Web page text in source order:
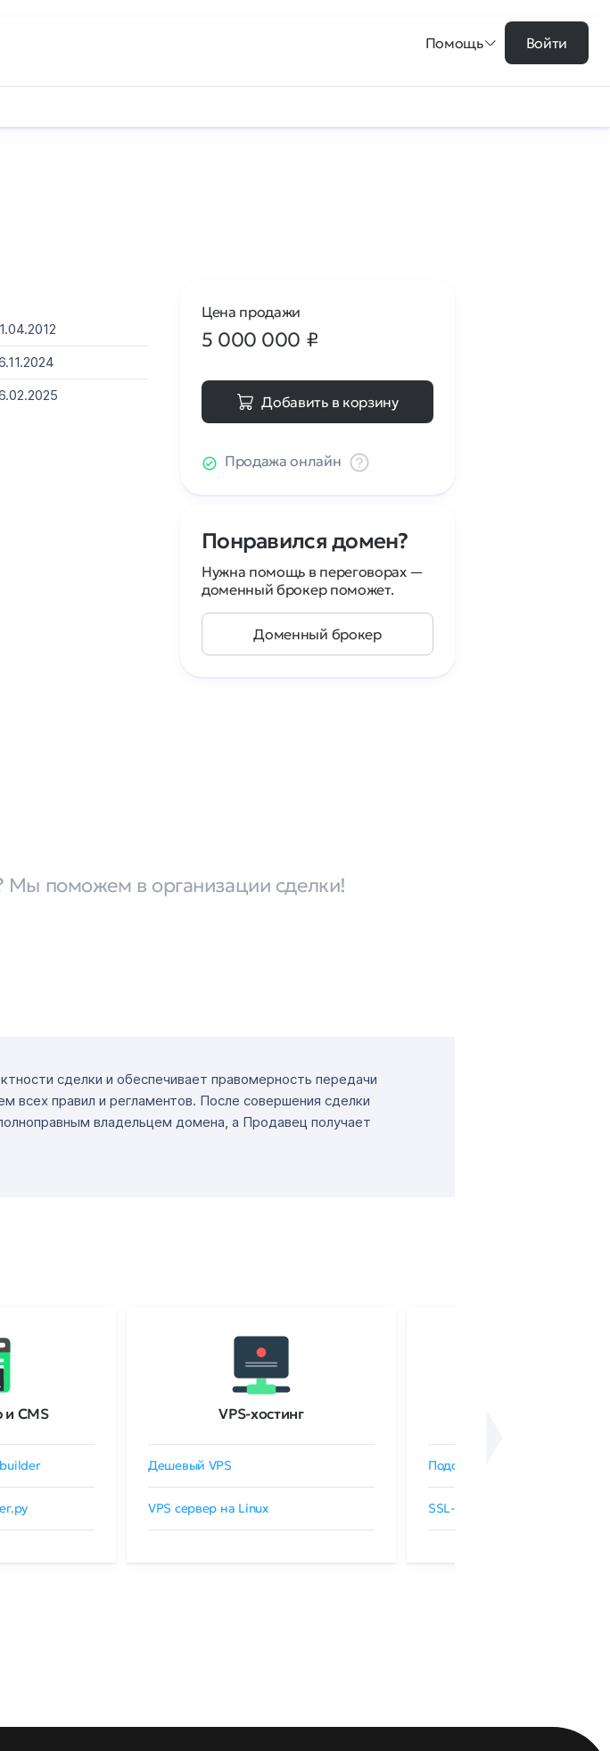
Помощь Войти
Цена продажи
5 000 000 ₽
Добавить в корзину
Продажа онлайн
Понравился домен?
Нужна помощь в переговорах —
доменный брокер поможет.
Доменный брокер
Мы поможем в организации сделки!
сделки и обеспечивает правомерность передачи
всех правил и регламентов. После совершения сделки
владельцем домена, а Продавец получает
и CMS VPS-хостинг
Дешевый VPS
VPS сервер на Linux
Подобрать SSL-сертификат
SSL-сертификаты GlobalSign